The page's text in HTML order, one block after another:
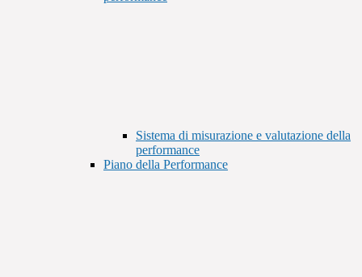
Sistema di misurazione e valutazione della
performance
Piano della Performance